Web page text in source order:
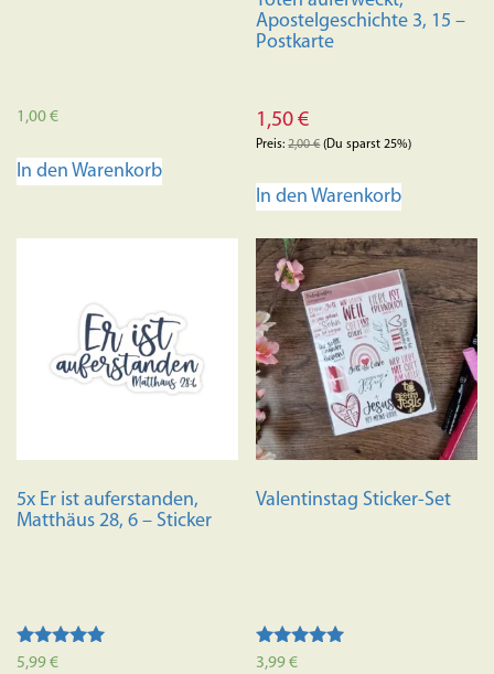
1,00€
In den Warenkorb
Apostelgeschichte 3, 15 –
Postkarte
1,50€
Preis:2,00€(Du sparst 25%)
In den Warenkorb
5x Er ist auferstanden,
Matthäus 28, 6 – Sticker
Bewertet mit
5,99€
Valentinstag Sticker-Set
Bewertet mit
3,99€